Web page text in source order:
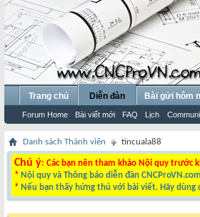
Trang chủ Diễn đàn
Forum Home Bài viết mới FAQ Lịch
Bài gửi hôm
Danh sách Thành viên tincuala88
Chú ý: Các bạn nên tham khảo Nội quy trước
* Nội quy và Thông báo diễn đàn CNCProVN.com
* Nếu bạn thấy hứng thú với bài viết. Hãy dùng